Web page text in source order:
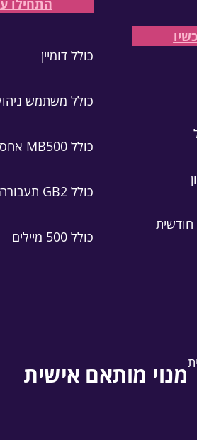
התחילו
כולל דומיין
כולל משתמש
כולל MB500 אחסון
כולל GB2 תעבורה חודשית
כולל 500 מיילים
מנוי מותאם אישית